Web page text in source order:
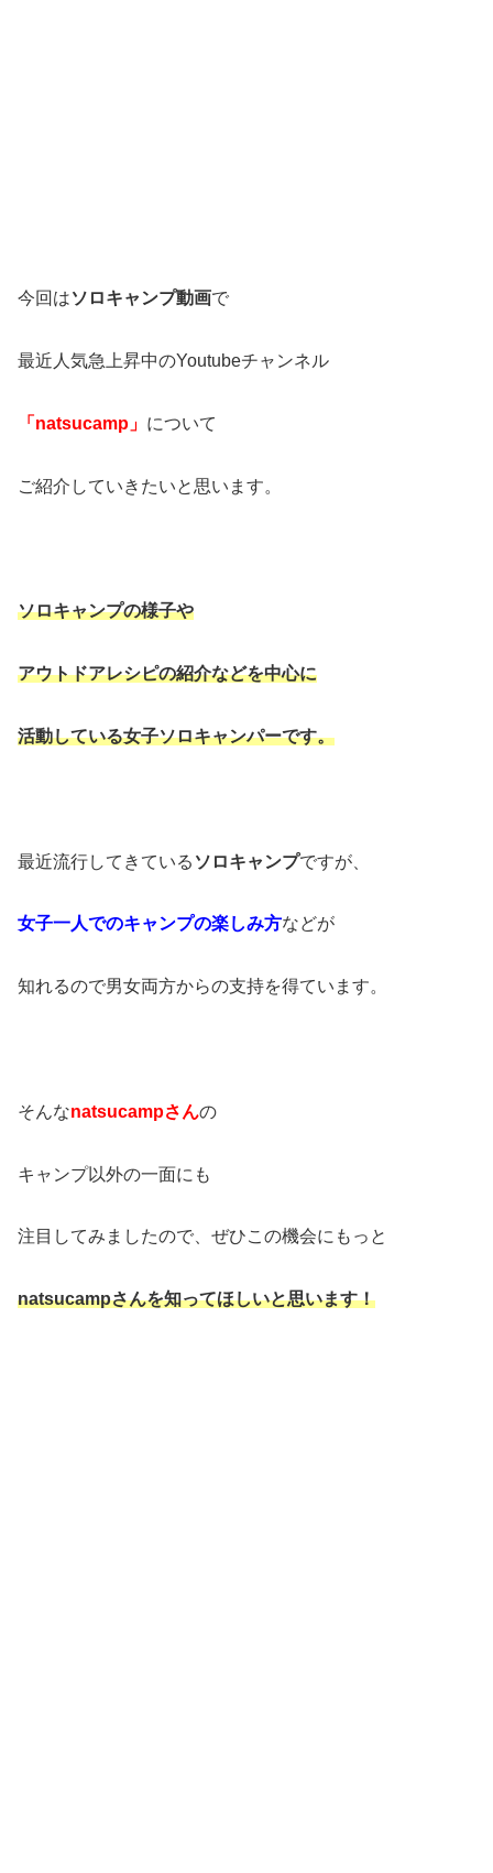
今回はソロキャンプ動画で
最近人気急上昇中のYoutubeチャンネル
「natsucamp」 について
ご紹介していきたいと思います。
ソロキャンプの様子や
アウトドアレシピの紹介などを中心に
活動している女子ソロキャンパーです。
最近流行してきている ソロキャンプですが、
女子一人でのキャンプの楽しみ方などが
知れるので男女両方からの支持を得ています。
そんなnatsucampさんの
キャンプ以外の一面にも
注目してみましたので、ぜひこの機会にもっと
natsucampさんを知ってほしいと思います！